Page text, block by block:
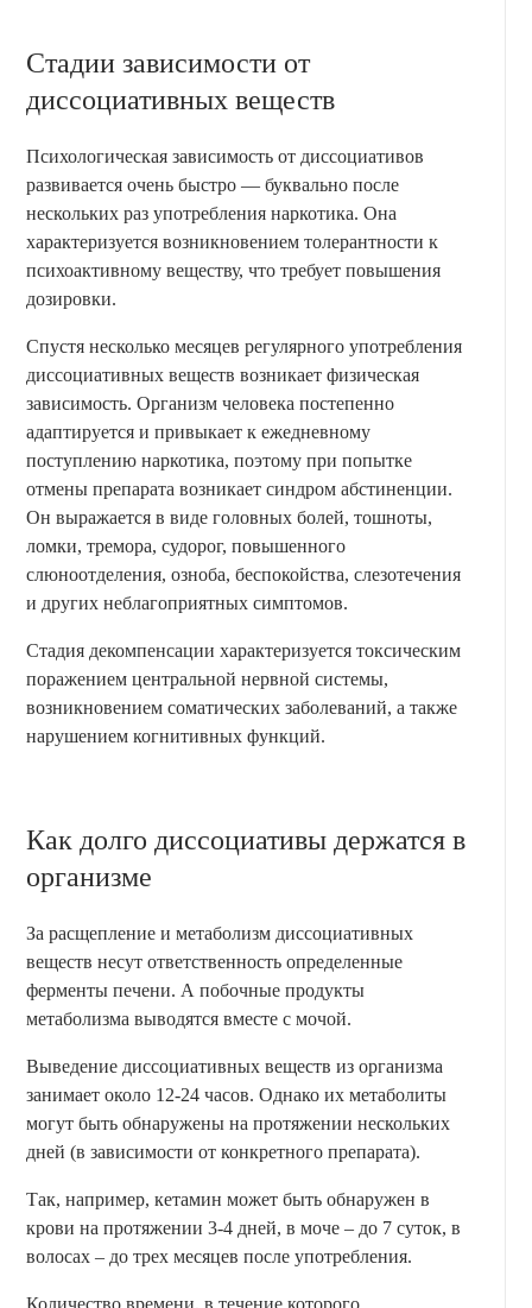
Стадии зависимости от
диссоциативных веществ
Психологическая зависимость от диссоциативов
развивается очень быстро — буквально после
нескольких раз употребления наркотика. Она
характеризуется возникновением толерантности к
психоактивному веществу, что требует повышения
дозировки.
Спустя несколько месяцев регулярного употребления
диссоциативных веществ возникает физическая
зависимость. Организм человека постепенно
адаптируется и привыкает к ежедневному
поступлению наркотика, поэтому при попытке
отмены препарата возникает синдром абстиненции.
Он выражается в виде головных болей, тошноты,
ломки, тремора, судорог, повышенного
слюноотделения, озноба, беспокойства, слезотечения
и других неблагоприятных симптомов.
Стадия декомпенсации характеризуется токсическим
поражением центральной нервной системы,
возникновением соматических заболеваний, а также
нарушением когнитивных функций.
Как долго диссоциативы держатся в
организме
За расщепление и метаболизм диссоциативных
веществ несут ответственность определенные
ферменты печени. А побочные продукты
метаболизма выводятся вместе с мочой.
Выведение диссоциативных веществ из организма
занимает около 12-24 часов. Однако их метаболиты
могут быть обнаружены на протяжении нескольких
дней (в зависимости от конкретного препарата).
Так, например, кетамин может быть обнаружен в
крови на протяжении 3-4 дней, в моче – до 7 суток, в
волосах – до трех месяцев после употребления.
Количество времени, в течение которого